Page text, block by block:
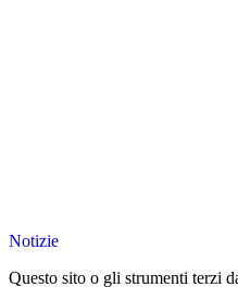
Notizie
Questo sito o gli strumenti terzi